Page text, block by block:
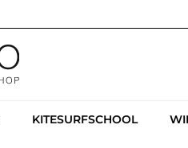
KITESURFSCHOOL